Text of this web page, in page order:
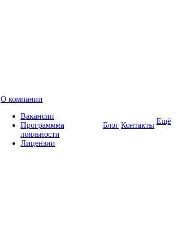
О компании
Вакансии
Программма
лояльности
Лицензии
Блог Контакты Ещё